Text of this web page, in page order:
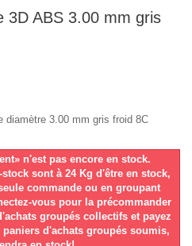
3D ABS 3.00 mm gris
diamètre 3.00 mm gris froid 8C
n'est pas encore en stock.
sont à 24 Kg d'être en stock,
commande ou en groupant
vous pour la précommander
groupés collectifs et payez
d'achats groupés soumis,